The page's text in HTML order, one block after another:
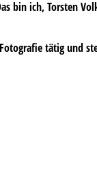
tätig